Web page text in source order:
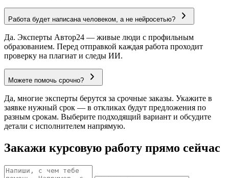
Работа будет написана человеком, а не нейросетью?
Да. Эксперты Автор24 — живые люди с профильным
образованием. Перед отправкой каждая работа проходит
проверку на плагиат и следы ИИ.
Можете помочь срочно?
Да, многие эксперты берутся за срочные заказы. Укажите в
заявке нужный срок — в откликах будут предложения по
разным срокам. Выберите подходящий вариант и обсудите
детали с исполнителем напрямую.
Закажи курсовую работу прямо сейчас